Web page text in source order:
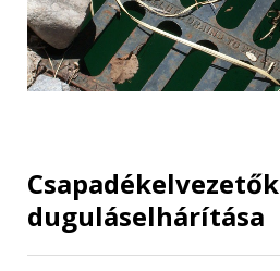
Csapadékelvezetők
duguláselhárítása